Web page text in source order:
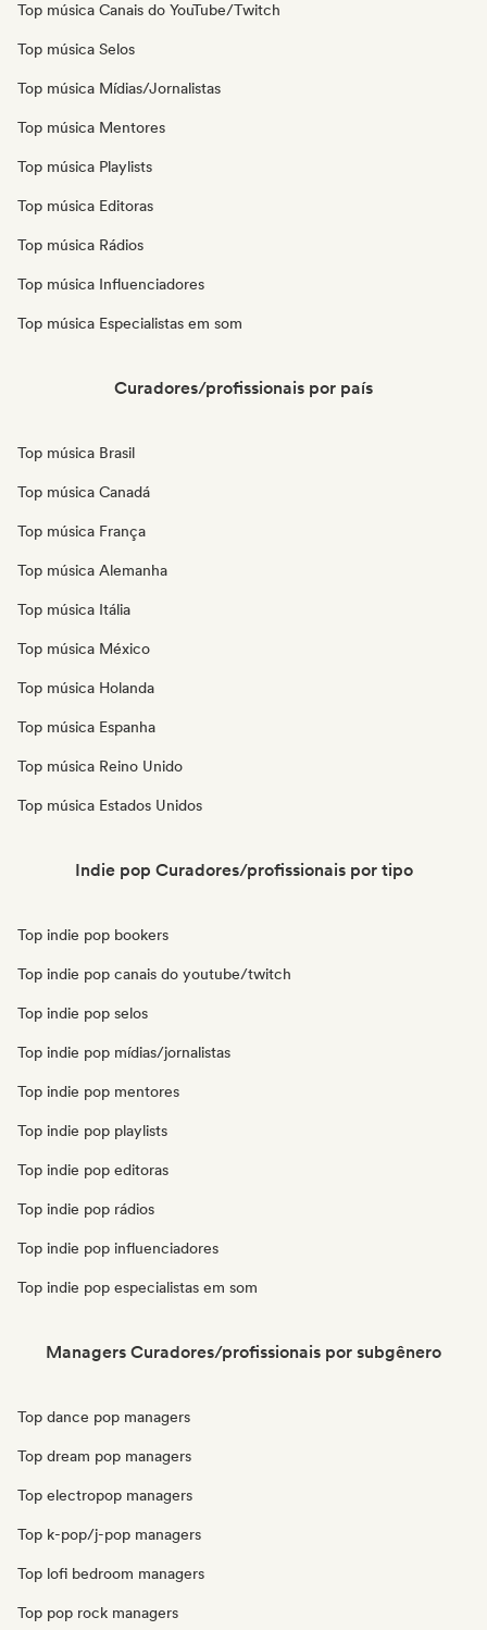
Top música Canais do YouTube/Twitch
Top música Selos
Top música Mídias/Jornalistas
Top música Mentores
Top música Playlists
Top música Editoras
Top música Rádios
Top música Influenciadores
Top música Especialistas em som
Curadores/profissionais por país
Top música Brasil
Top música Canadá
Top música França
Top música Alemanha
Top música Itália
Top música México
Top música Holanda
Top música Espanha
Top música Reino Unido
Top música Estados Unidos
Indie pop Curadores/profissionais por tipo
Top indie pop bookers
Top indie pop canais do youtube/twitch
Top indie pop selos
Top indie pop mídias/jornalistas
Top indie pop mentores
Top indie pop playlists
Top indie pop editoras
Top indie pop rádios
Top indie pop influenciadores
Top indie pop especialistas em som
Managers Curadores/profissionais por subgênero
Top dance pop managers
Top dream pop managers
Top electropop managers
Top k-pop/j-pop managers
Top lofi bedroom managers
Top pop rock managers